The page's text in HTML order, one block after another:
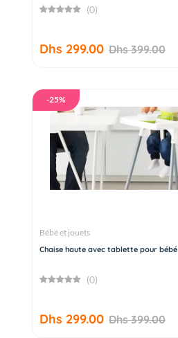
(0)
Dhs 299.00 Dhs 399.00
-25%
Bébé et jouets
Chaise haute avec tablette pour bébé
(0)
Dhs 299.00 Dhs 399.00